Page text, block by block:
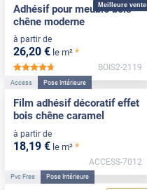
Meilleure vente
Adhésif pour meuble bois
chêne moderne
à partir de
26,20 € le m² *
*****
BOIS2-2119
Access Pose Intérieure
Film adhésif décoratif effet
bois chêne caramel
à partir de
18,19 € le m² *
ACCESS-7012
Pvc Free Pose Intérieure